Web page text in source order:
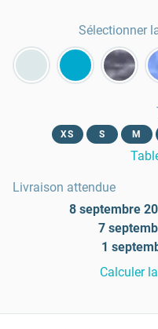
Sélectionner
XS S M
Livraison attendue
8 septembre
7
1
Calculer